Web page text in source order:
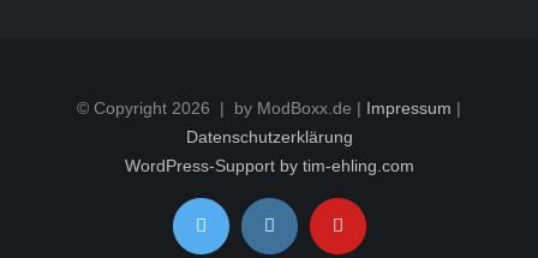
© Copyright 2026 | by ModBoxx.de | Impressum |
Datenschutzerklärung
WordPress-Support by tim-ehling.com
Twitter InstagramYouTube